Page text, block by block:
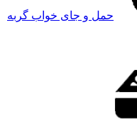
حمل و جای خواب گربه